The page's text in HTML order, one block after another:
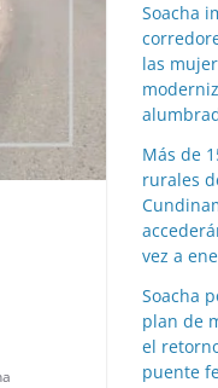
Soacha
las
Más de
rurales
vez a
Soacha
plan de
el
puente